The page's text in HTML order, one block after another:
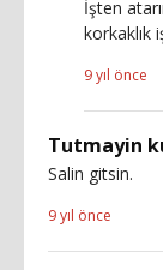
İşten
korkaklık
9 yıl önce
Tutmayin
Salin gitsin.
9 yıl önce